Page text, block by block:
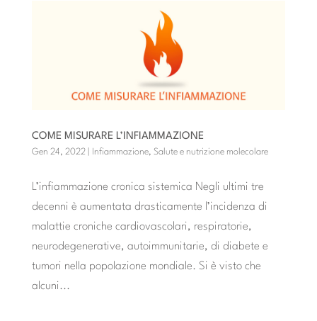
COME MISURARE L’INFIAMMAZIONE
Gen 24, 2022| Infiammazione, Salute e nutrizione molecolare
L’infiammazione cronica sistemica Negli ultimi tre
decenni è aumentata drasticamente l’incidenza di
malattie croniche cardiovascolari, respiratorie,
neurodegenerative, autoimmunitarie, di diabete e
tumori nella popolazione mondiale. Si è visto che
alcuni...